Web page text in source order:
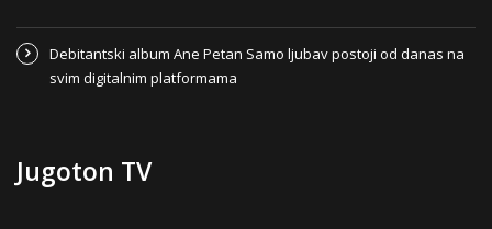
Debitantski album Ane Petan Samo ljubav postoji od danas na
svim digitalnim platformama
Jugoton TV